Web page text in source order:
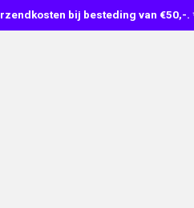
bij besteding van €50,-.